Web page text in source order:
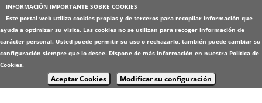
INFORMACIÓN IMPORTANTE SOBRE COOKIES
Este portal web utiliza cookies propias y de terceros para recopilar información que
ayuda a optimizar su visita. Las cookies no se utilizan para recoger información de
carácter personal. Usted puede permitir su uso o rechazarlo, también puede cambiar su
configuración siempre que lo desee. Dispone de más información en nuestra Política de
Cookies.